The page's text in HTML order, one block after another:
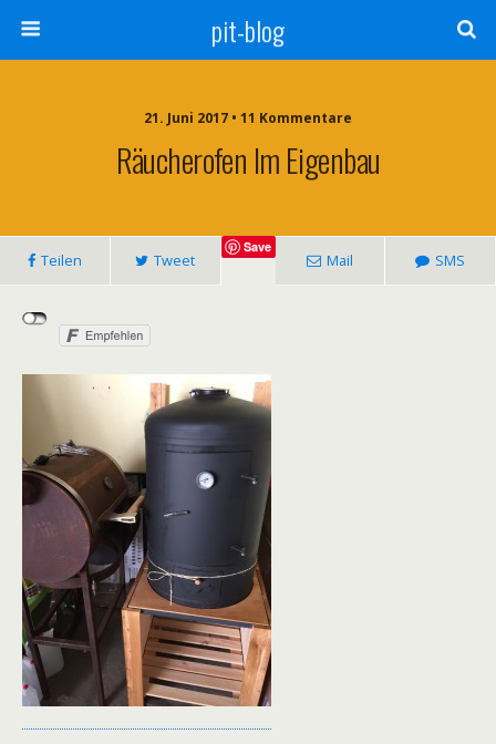
pit-blog
21. Juni 2017 • 11 Kommentare
Räucherofen Im Eigenbau
Teilen Tweet
Save
Mail SMS